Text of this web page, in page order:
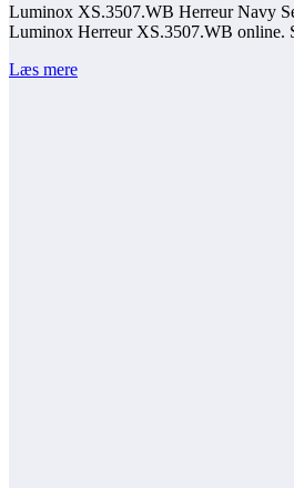
Luminox XS.3507.WB Herreur Navy
Luminox Herreur XS.3507.WB online.
Læs mere